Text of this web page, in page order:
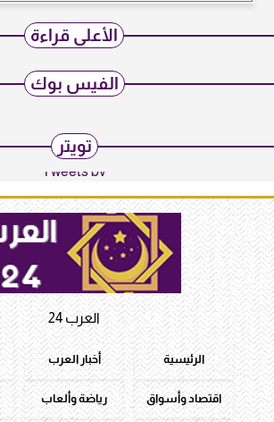
الأعلى قراءة
الفيس بوك
تويتر
Tweets by
العرب 24
الرئيسية أخبار العرب
اقتصاد وأسواق رياضة وألعاب